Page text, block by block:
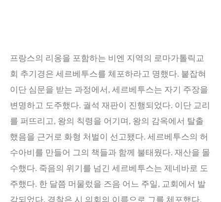
프랑스의 리옹을 포함하는 비엔 지역의 로마가톨릭교
회 추기경은 세르베투스를 체포하라고 명했다. 붙잡혀
이단 심문을 받는 과정에서 , 세르베투스는 자기 주장을
변명하고 도주했다. 궐석 재판이 진행되었다. 이단 교리
를 퍼뜨리고, 왕의 칙령을 어기며 , 왕의 감옥에서 탈출
했음을 근거로 화형 처벌이 선고됐다. 세르베투스의 허
수아비를 만들어 그의 책들과 함께 불태웠다. 재산을 몰
수했다. 죽음의 위기를 넘긴 세르베투스는 제네바로 도
주했다. 한 달쯤 머물렀을 즈음 어느 주일 , 교회에서 발
각되었다. 경찰은 시 의회의 이름으로 그를 체포했다.